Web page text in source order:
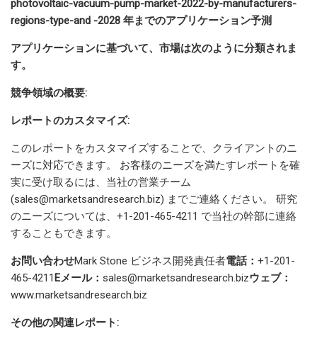
photovoltaic-vacuum-pump-market-2022-by-manufacturers-
regions-type-and -2028 年までのアプリケーション予測
アプリケーションに基づいて、市場は次のように分類されま
す。
競争領域の概要:
レポートのカスタマイズ:
このレポートをカスタマイズすることで、クライアントのニ
ーズに対応できます。 お客様のニーズを満たすレポートを確
実に受け取るには、当社の営業チーム
(sales@marketsandresearch.biz) までご連絡ください。 研究
のニーズについては、+1-201-465-4211 で当社の幹部に連絡
することもできます。
お問い合わせMark Stone ビジネス開発責任者電話： +1-201-
465-4211 Eメール： sales@marketsandresearch.bizウェブ：
www.marketsandresearch.biz
その他の関連レポート: